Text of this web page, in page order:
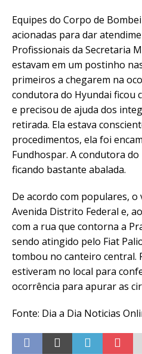
Equipes do Corpo de
acionadas para dar
Profissionais da Secretaria
estavam em um postinho
primeiros a chegarem na
condutora do Hyundai ficou
e precisou de ajuda dos
retirada. Ela estava
procedimentos, ela foi
Fundhospar. A condutora
ficando bastante abalada.
De acordo com populares, o
Avenida Distrito Federal e,
com a rua que contorna a
sendo atingido pelo Fiat
tombou no canteiro central.
estiveram no local para
ocorrência para apurar as
Fonte: Dia a Dia Noticias